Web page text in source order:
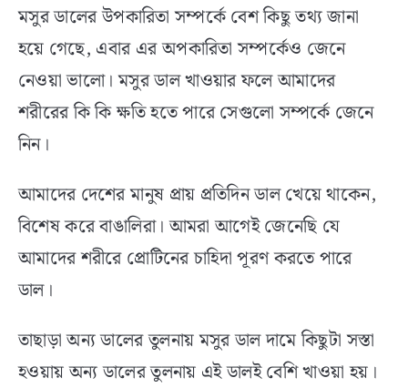
মসুর ডালের উপকারিতা সম্পর্কে বেশ কিছু তথ্য জানা
হয়ে গেছে, এবার এর অপকারিতা সম্পর্কেও জেনে
নেওয়া ভালো। মসুর ডাল খাওয়ার ফলে আমাদের
শরীরের কি কি ক্ষতি হতে পারে সেগুলো সম্পর্কে জেনে
নিন।
আমাদের দেশের মানুষ প্রায় প্রতিদিন ডাল খেয়ে থাকেন,
বিশেষ করে বাঙালিরা। আমরা আগেই জেনেছি যে
আমাদের শরীরে প্রোটিনের চাহিদা পূরণ করতে পারে
ডাল।
তাছাড়া অন্য ডালের তুলনায় মসুর ডাল দামে কিছুটা সস্তা
হওয়ায় অন্য ডালের তুলনায় এই ডালই বেশি খাওয়া হয়।